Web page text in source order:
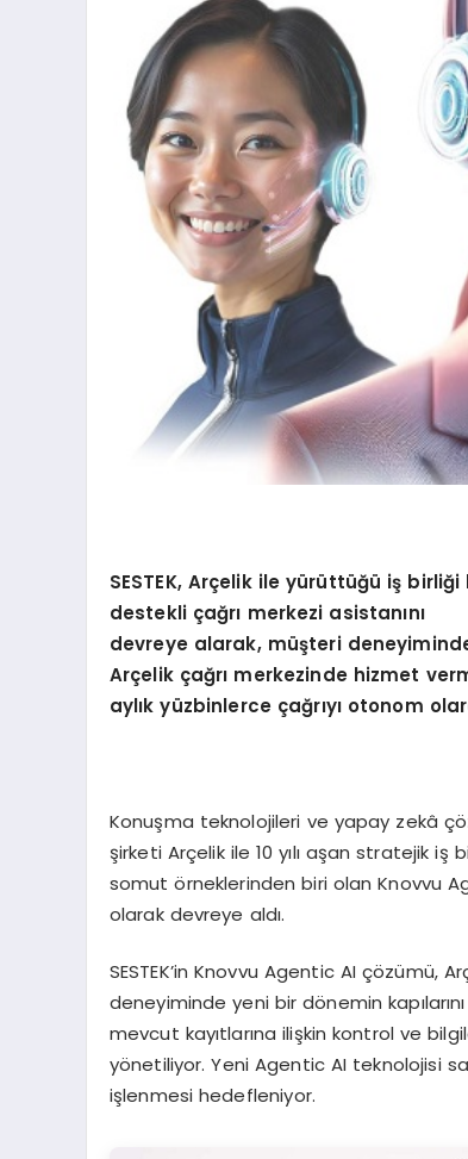
SESTEK, Arçelik ile yürüttüğü iş
destekli çağrı merkezi asistanını
devreye alarak, müşteri
Arçelik çağrı merkezinde hizmet
aylık yüzbinlerce çağrıyı otonom
Konuşma teknolojileri ve yapay zekâ
şirketi Arçelik ile 10 yılı aşan stratejik iş
somut örneklerinden biri olan Knovvu
olarak devreye aldı.
SESTEK’in Knovvu Agentic AI çözümü,
deneyiminde yeni bir dönemin
mevcut kayıtlarına ilişkin kontrol ve
yönetiliyor. Yeni Agentic AI teknolojisi
işlenmesi hedefleniyor.